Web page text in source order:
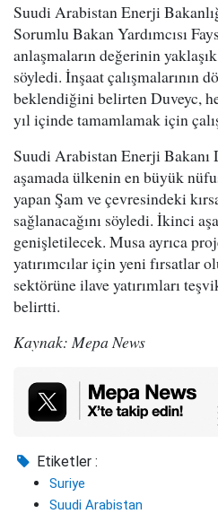
Suudi Arabistan Enerji
Sorumlu Bakan Yardımcısı
anlaşmaların değerinin
söyledi. İnşaat çalışmalarının
beklendiğini belirten Duveyc,
yıl içinde tamamlamak için
Suudi Arabistan Enerji Bakanı
aşamada ülkenin en büyük
yapan Şam ve çevresindeki
sağlanacağını söyledi. İkinci
genişletilecek. Musa ayrıca
yatırımcılar için yeni fırsatlar
sektörüne ilave yatırımları
belirtti.
Kaynak: Mepa News
Etiketler :
Suriye
Suudi Arabistan